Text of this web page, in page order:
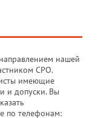
нашей
СРО.
имеющие
и допуски. Вы
по телефонам: